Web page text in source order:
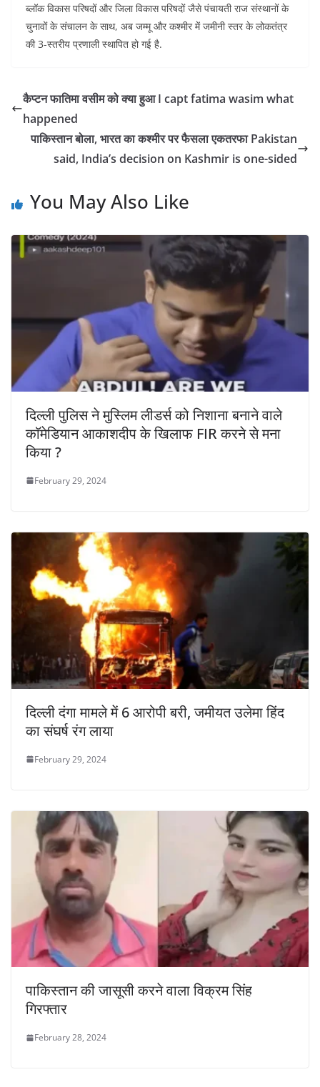
ब्लॉक विकास परिषदों और जिला विकास परिषदों जैसे पंचायती राज संस्थानों के
चुनावों के संचालन के साथ, अब जम्मू और कश्मीर में जमीनी स्तर के लोकतंत्र
की 3-स्तरीय प्रणाली स्थापित हो गई है.
कैप्टन फातिमा वसीम को क्या हुआ I capt fatima wasim what
happened
पाकिस्तान बोला, भारत का कश्मीर पर फैसला एकतरफा Pakistan
said, India’s decision on Kashmir is one-sided
You May Also Like
दिल्ली पुलिस ने मुस्लिम लीडर्स को निशाना बनाने वाले
काॅमेडियान आकाशदीप के खिलाफ FIR करने से मना
किया ?
February 29, 2024
दिल्ली दंगा मामले में 6 आरोपी बरी, जमीयत उलेमा हिंद
का संघर्ष रंग लाया
February 29, 2024
पाकिस्तान की जासूसी करने वाला विक्रम सिंह
गिरफ्तार
February 28, 2024